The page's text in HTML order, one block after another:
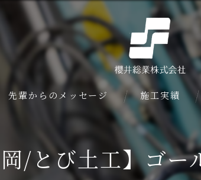
先輩からのメッセージ 施工実績
岡/とび土工】ゴ